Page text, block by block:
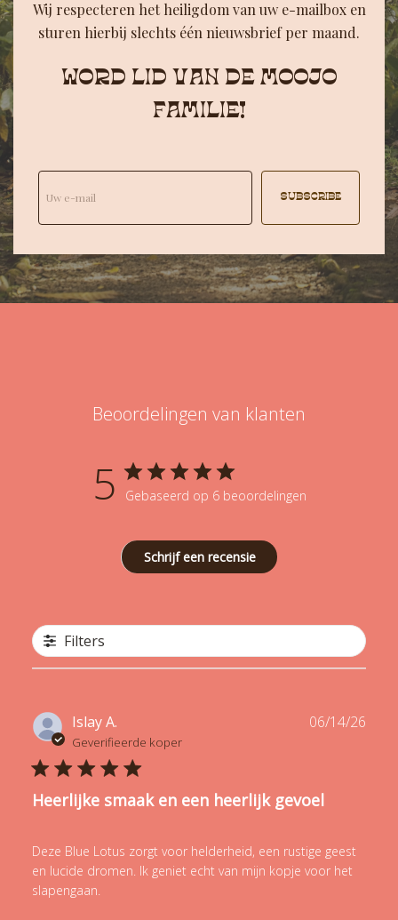
Wij respecteren het heiligdom van uw e-mailbox en
sturen hierbij slechts één nieuwsbrief per maand.
WORD LID VAN DE MOOJO
FAMILIE!
SUBSCRIBE
Beoordelingen van klanten
5 Gebaseerd op 6 beoordelingen
Schrijf een recensie
Filters
Islay A.
Geverifieerde koper
Heerlijke smaak en een heerlijk gevoel
Deze Blue Lotus zorgt voor helderheid, een rustige geest
en lucide dromen. Ik geniet echt van mijn kopje voor het
slapengaan.
06/14/26